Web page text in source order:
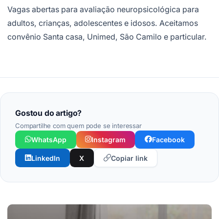
Vagas abertas para avaliação neuropsicológica para
adultos, crianças, adolescentes e idosos. Aceitamos
convênio Santa casa, Unimed, São Camilo e particular.
Gostou do artigo?
Compartilhe com quem pode se interessar
WhatsApp Instagram Facebook
LinkedIn X Copiar link